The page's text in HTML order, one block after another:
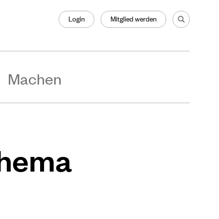
Login Mitglied werden
Machen